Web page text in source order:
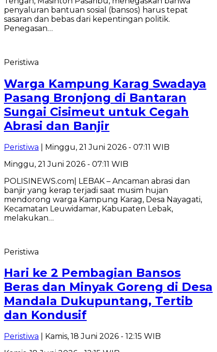
penyaluran bantuan sosial (bansos) harus tepat
sasaran dan bebas dari kepentingan politik.
Penegasan…
Peristiwa
Warga Kampung Karag Swadaya
Pasang Bronjong di Bantaran
Sungai Cisimeut untuk Cegah
Abrasi dan Banjir
Peristiwa | Minggu, 21 Juni 2026 - 07:11 WIB
Minggu, 21 Juni 2026 - 07:11 WIB
POLISINEWS.com| LEBAK – Ancaman abrasi dan
banjir yang kerap terjadi saat musim hujan
mendorong warga Kampung Karag, Desa Nayagati,
Kecamatan Leuwidamar, Kabupaten Lebak,
melakukan…
Peristiwa
Hari ke 2 Pembagian Bansos
Beras dan Minyak Goreng di Desa
Mandala Dukupuntang, Tertib
dan Kondusif
Peristiwa | Kamis, 18 Juni 2026 - 12:15 WIB